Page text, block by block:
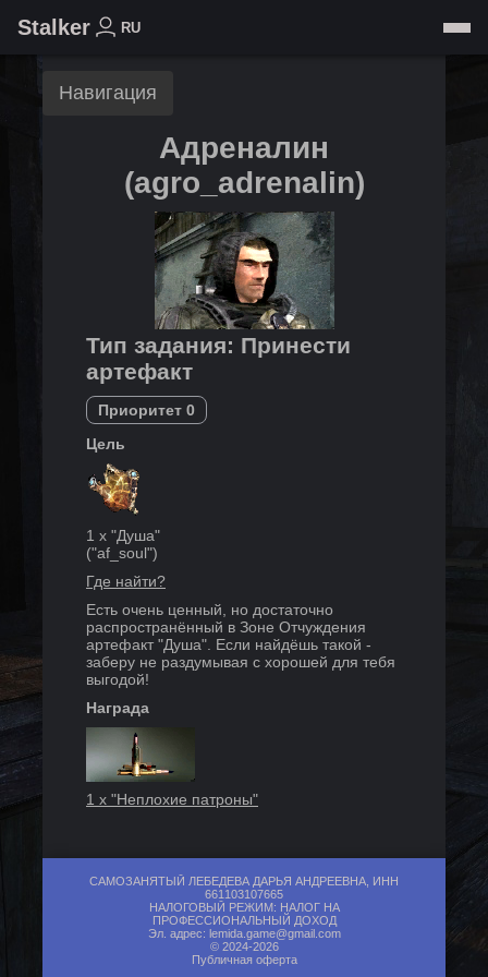
Stalker RU
Навигация
Адреналин
(agro_adrenalin)
Тип задания: Принести
артефакт
Приоритет 0
Цель
1 x "Душа"
("af_soul")
Где найти?
Есть очень ценный, но достаточно
распространённый в Зоне Отчуждения
артефакт "Душа". Если найдёшь такой -
заберу не раздумывая с хорошей для тебя
выгодой!
Награда
1 x "Неплохие патроны"
Цель
САМОЗАНЯТЫЙ ЛЕБЕДЕВА ДАРЬЯ АНДРЕЕВНА, ИНН
661103107665
НАЛОГОВЫЙ РЕЖИМ: НАЛОГ НА
ПРОФЕССИОНАЛЬНЫЙ ДОХОД
Эл. адрес: lemida.game@gmail.com
© 2024-2026
Публичная оферта